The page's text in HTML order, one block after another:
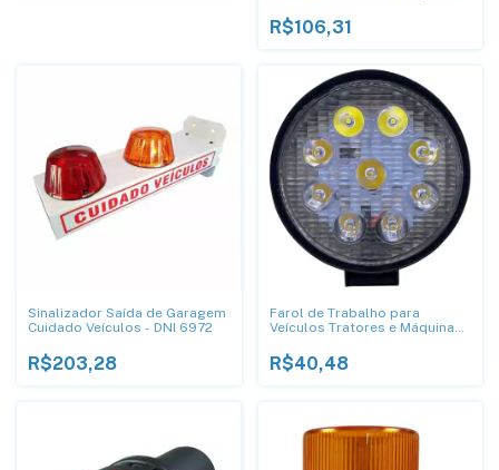
R$106,31
Sinalizador Saída de Garagem
Cuidado Veículos - DNI 6972
R$203,28
Farol de Trabalho para
Veículos Tratores e Máquinas
4159
R$40,48